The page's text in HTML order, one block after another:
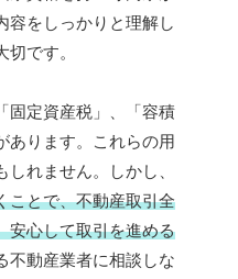
容をしっかりと理解し
です。
固定資産税」、「容積
あります。これらの用
れません。しかし、
ことで、不動産取引全
安心して取引を進める
不動産業者に相談しな